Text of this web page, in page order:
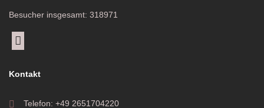
Besucher insgesamt: 318971
Kontakt
Telefon: +49 2651704220